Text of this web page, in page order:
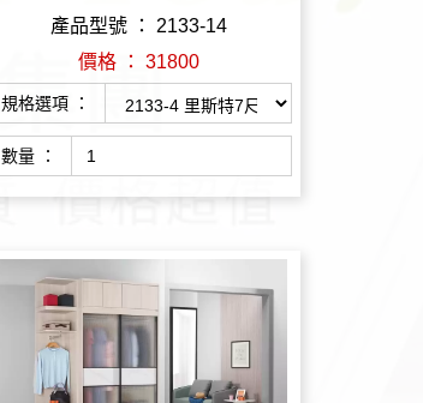
產品型號 ： 2133-14
價格 ： 31800
規格選項 ：
數量 ：